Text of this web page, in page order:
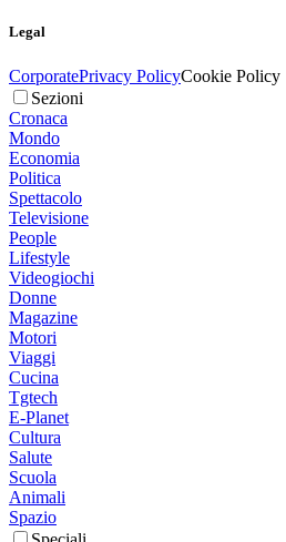
Legal
CorporatePrivacy PolicyCookie Policy
Sezioni
Cronaca
Mondo
Economia
Politica
Spettacolo
Televisione
People
Lifestyle
Videogiochi
Donne
Magazine
Motori
Viaggi
Cucina
Tgtech
E-Planet
Cultura
Salute
Scuola
Animali
Spazio